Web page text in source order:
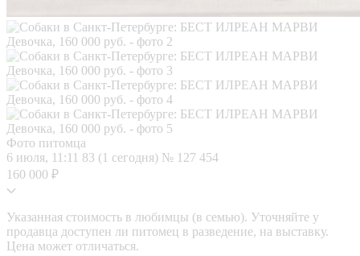
Фото питомца
6 июля, 11:11 83 (1 сегодня) № 127 454
160 000 ₽
Указанная стоимость в любимцы (в семью). Уточняйте у
продавца доступен ли питомец в разведение, на выставку.
Цена может отличаться.